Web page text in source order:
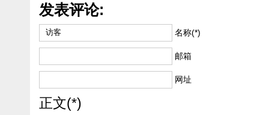
发表评论:
名称(*)
邮箱
网址
正文(*)